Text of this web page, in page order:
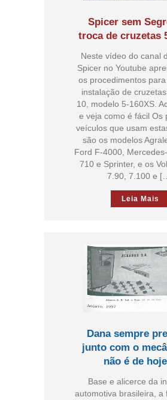
Spicer sem
troca de cruzetas
Neste vídeo do canal
Spicer no Youtube
os procedimentos
instalação de
10, modelo 5-160XS.
e veja como é fácil Os
veículos que usam
são os modelos
Ford F-4000,
710 e Sprinter, e os
7.90, 7.100 e
Leia Mais
Dana sempre
junto com o
não é de
Base e alicerce da
automotiva brasileira, a